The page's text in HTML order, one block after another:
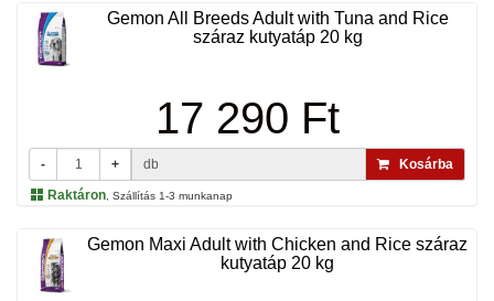
Gemon All Breeds Adult with Tuna and Rice
száraz kutyatáp 20 kg
17 290 Ft
- + db
Kosárba
Raktáron , Szállítás 1-3 munkanap
Gemon Maxi Adult with Chicken and Rice száraz
kutyatáp 20 kg